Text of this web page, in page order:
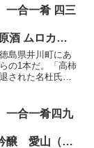
す。スルスルと
好い返事が帰っ
一合一肴 四三
酒 ムロカ中
から
島県井川町にあ
の1本だ。「高柿
された名杜氏
たお酒。徳島県
一合一肴四九
醸 愛山（静